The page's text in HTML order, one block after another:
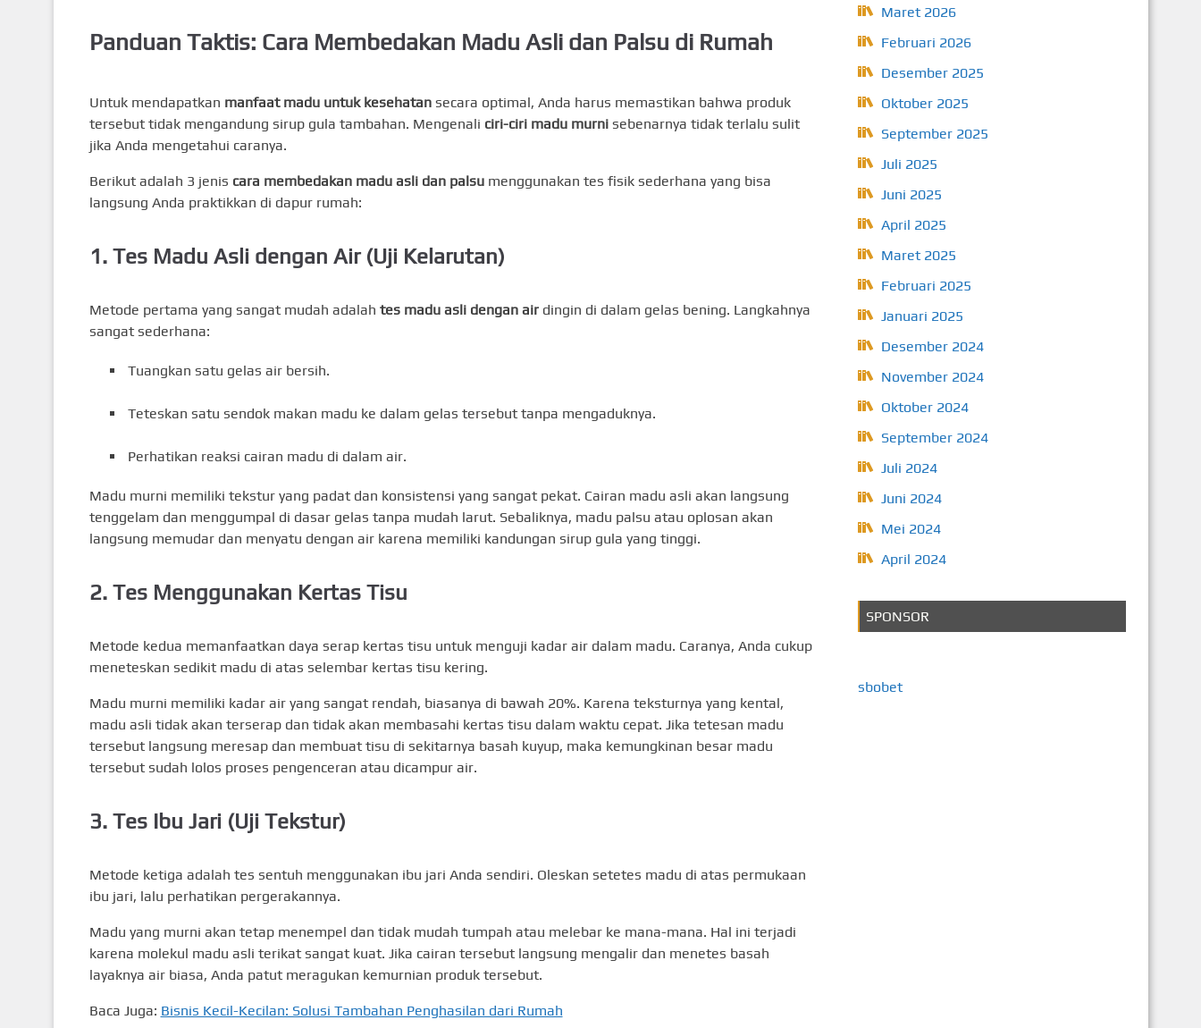
Panduan Taktis: Cara Membedakan Madu Asli dan Palsu di Rumah
Untuk mendapatkan manfaat madu untuk kesehatansecara optimal, Anda harus memastikan bahwa produk
tersebut tidak mengandung sirup gula tambahan. Mengenali ciri-ciri madu murnisebenarnya tidak terlalu sulit
jika Anda mengetahui caranya.
Berikut adalah 3 jenis cara membedakan madu asli dan palsumenggunakan tes fisik sederhana yang bisa
langsung Anda praktikkan di dapur rumah:
1. Tes Madu Asli dengan Air (Uji Kelarutan)
Metode pertama yang sangat mudah adalah tes madu asli dengan airdingin di dalam gelas bening. Langkahnya
sangat sederhana:
Tuangkan satu gelas air bersih.
Teteskan satu sendok makan madu ke dalam gelas tersebut tanpa mengaduknya.
Perhatikan reaksi cairan madu di dalam air.
Madu murni memiliki tekstur yang padat dan konsistensi yang sangat pekat. Cairan madu asli akan langsung
tenggelam dan menggumpal di dasar gelas tanpa mudah larut. Sebaliknya, madu palsu atau oplosan akan
langsung memudar dan menyatu dengan air karena memiliki kandungan sirup gula yang tinggi.
2. Tes Menggunakan Kertas Tisu
Metode kedua memanfaatkan daya serap kertas tisu untuk menguji kadar air dalam madu. Caranya, Anda cukup
meneteskan sedikit madu di atas selembar kertas tisu kering.
Madu murni memiliki kadar air yang sangat rendah, biasanya di bawah 20%. Karena teksturnya yang kental,
madu asli tidak akan terserap dan tidak akan membasahi kertas tisu dalam waktu cepat. Jika tetesan madu
tersebut langsung meresap dan membuat tisu di sekitarnya basah kuyup, maka kemungkinan besar madu
tersebut sudah lolos proses pengenceran atau dicampur air.
3. Tes Ibu Jari (Uji Tekstur)
Metode ketiga adalah tes sentuh menggunakan ibu jari Anda sendiri. Oleskan setetes madu di atas permukaan
ibu jari, lalu perhatikan pergerakannya.
Madu yang murni akan tetap menempel dan tidak mudah tumpah atau melebar ke mana-mana. Hal ini terjadi
karena molekul madu asli terikat sangat kuat. Jika cairan tersebut langsung mengalir dan menetes basah
layaknya air biasa, Anda patut meragukan kemurnian produk tersebut.
Baca Juga: Bisnis Kecil-Kecilan: Solusi Tambahan Penghasilan dari Rumah
Maret 2026
Februari 2026
Desember 2025
Oktober 2025
September 2025
Juli 2025
Juni 2025
April 2025
Maret 2025
Februari 2025
Januari 2025
Desember 2024
November 2024
Oktober 2024
September 2024
Juli 2024
Juni 2024
Mei 2024
April 2024
SPONSOR
sbobet